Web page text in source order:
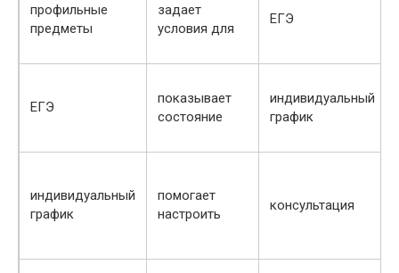
профильные
предметы
задает
условия для
ЕГЭ
ЕГЭ
показывает
состояние
индивидуальный
график
индивидуальный
график
помогает
настроить
консультация